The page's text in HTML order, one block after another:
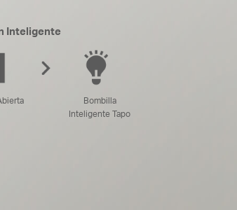
Inteligente
Bombilla
Inteligente Tapo